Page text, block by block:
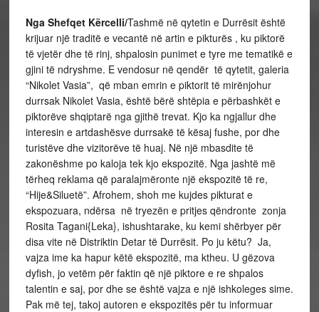
Nga Shefqet Kërcelli/Tashmë në qytetin e Durrësit është
krijuar një traditë e vecantë në artin e pikturës , ku piktorë
të vjetër dhe të rinj, shpalosin punimet e tyre me tematikë e
gjini të ndryshme. E vendosur në qendër të qytetit, galeria
“Nikolet Vasia”, që mban emrin e piktorit të mirënjohur
durrsak Nikolet Vasia, është bërë shtëpia e përbashkët e
piktorëve shqiptarë nga gjithë trevat. Kjo ka ngjallur dhe
interesin e artdashësve durrsakë të kësaj fushe, por dhe
turistëve dhe vizitorëve të huaj. Në një mbasdite të
zakonëshme po kaloja tek kjo ekspozitë. Nga jashtë më
tërheq reklama që paralajmëronte një ekspozitë të re,
“Hije&Siluetë”. Afrohem, shoh me kujdes pikturat e
ekspozuara, ndërsa në tryezën e pritjes qëndronte zonja
Rosita Tagani{Leka}, ishushtarake, ku kemi shërbyer për
disa vite në Distriktin Detar të Durrësit. Po ju këtu? Ja,
vajza ime ka hapur këtë ekspozitë, ma ktheu. U gëzova
dyfish, jo vetëm për faktin që një piktore e re shpalos
talentin e saj, por dhe se është vajza e një ishkoleges sime.
Pak më tej, takoj autoren e ekspozitës për tu informuar